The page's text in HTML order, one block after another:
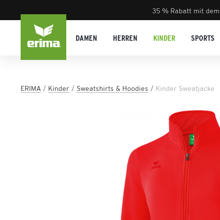
35 % Rabatt mit
DAMEN HERREN KINDER SPORTS
ERIMA Kinder Sweatshirts & Hoodies Kinder Sweatjacke